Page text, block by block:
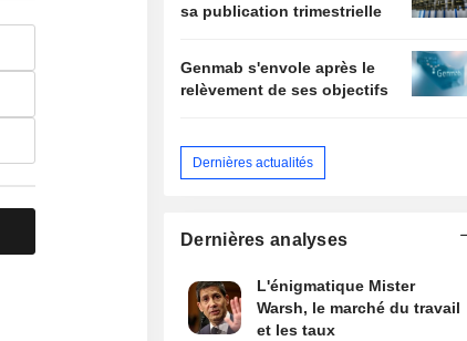
sa publication trimestrielle
Genmab s'envole après le
relèvement de ses objectifs
Dernières actualités
Dernières analyses
L'énigmatique Mister
Warsh, le marché du travail
et les taux